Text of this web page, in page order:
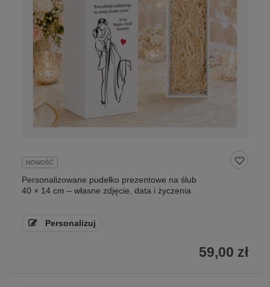
NOWOŚĆ
Personalizowane pudełko prezentowe na ślub
40 × 14 cm – własne zdjęcie, data i życzenia
Personalizuj
59,00 zł